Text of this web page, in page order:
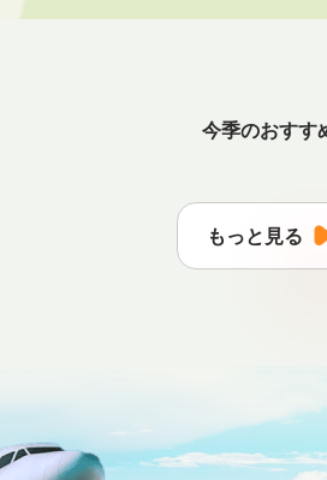
今季のおすす
もっと見る